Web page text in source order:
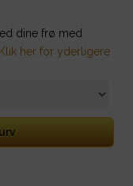
dine frø med
Klik her for yderligere